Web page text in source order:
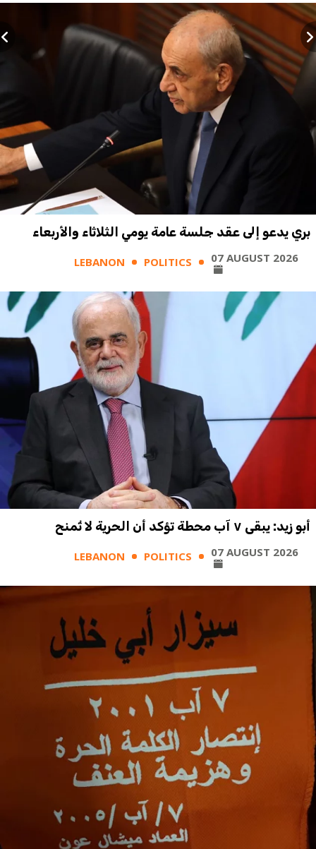
بري يدعو إلى عقد جلسة عامة يومي الثلاثاء والأربعاء
LEBANON POLITICS 07 AUGUST 2026
أبو زيد: يبقى ٧ آب محطة تؤكد أن الحرية لا تُمنح
LEBANON POLITICS 07 AUGUST 2026